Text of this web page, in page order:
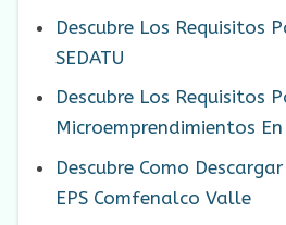
Descubre Los Requisitos
SEDATU
Descubre Los Requisitos
Microemprendimientos
Descubre Como
EPS Comfenalco Valle